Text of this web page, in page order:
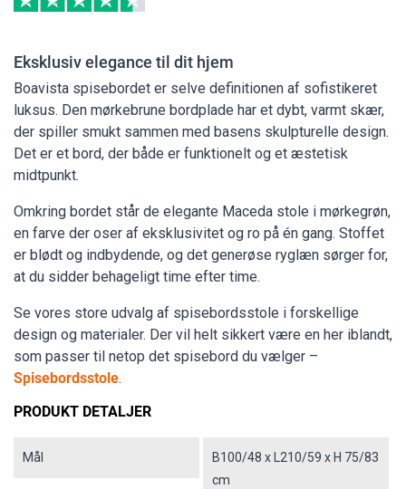
Eksklusiv elegance til dit hjem
Boavista spisebordet er selve definitionen af sofistikeret
luksus. Den mørkebrune bordplade har et dybt, varmt skær,
der spiller smukt sammen med basens skulpturelle design.
Det er et bord, der både er funktionelt og et æstetisk
midtpunkt.
Omkring bordet står de elegante Maceda stole i mørkegrøn,
en farve der oser af eksklusivitet og ro på én gang. Stoffet
er blødt og indbydende, og det generøse ryglæn sørger for,
at du sidder behageligt time efter time.
Se vores store udvalg af spisebordsstole i forskellige
design og materialer. Der vil helt sikkert være en her iblandt,
som passer til netop det spisebord du vælger –
Spisebordsstole.
PRODUKT DETALJER
Mål
B100/48 x L210/59 x H 75/83
cm